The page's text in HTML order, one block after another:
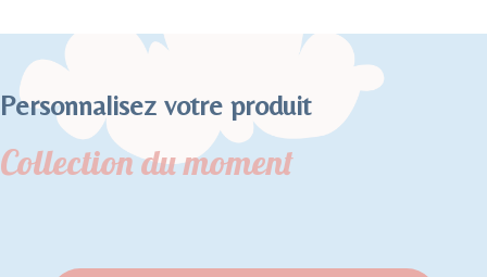
Personnalisez votre produit
Collection du moment